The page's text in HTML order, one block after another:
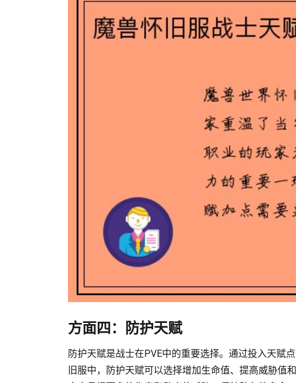
方面四：防护天赋
防护天赋是战士在PVE中的重要选择。通过投入天赋
旧服中，防护天赋可以选择增加生命值、提高威胁值